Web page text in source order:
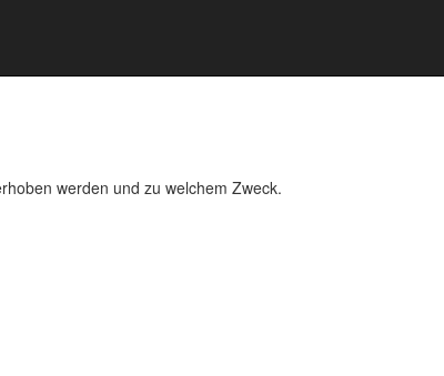
werden und zu welchem Zweck.